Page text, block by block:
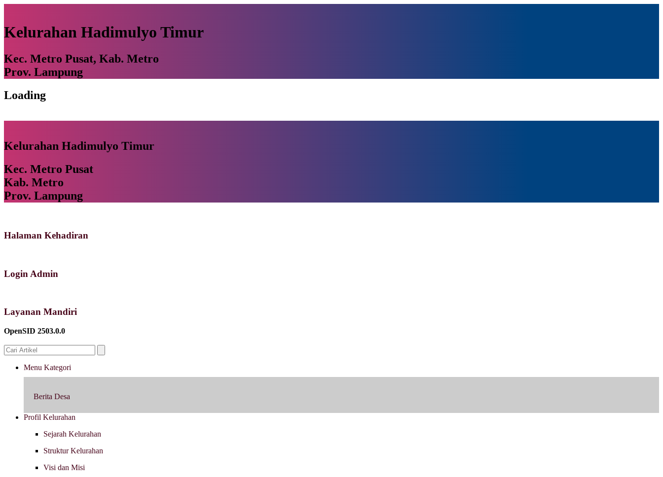
Kelurahan Hadimulyo Timur
Kec. Metro Pusat, Kab. Metro
Prov. Lampung
Loading
Kelurahan Hadimulyo Timur
Kec. Metro Pusat
Kab. Metro
Prov. Lampung
Halaman Kehadiran
Login Admin
Layanan Mandiri
OpenSID 2503.0.0
Menu Kategori
Berita Desa
Profil Kelurahan
Sejarah Kelurahan
Struktur Kelurahan
Visi dan Misi